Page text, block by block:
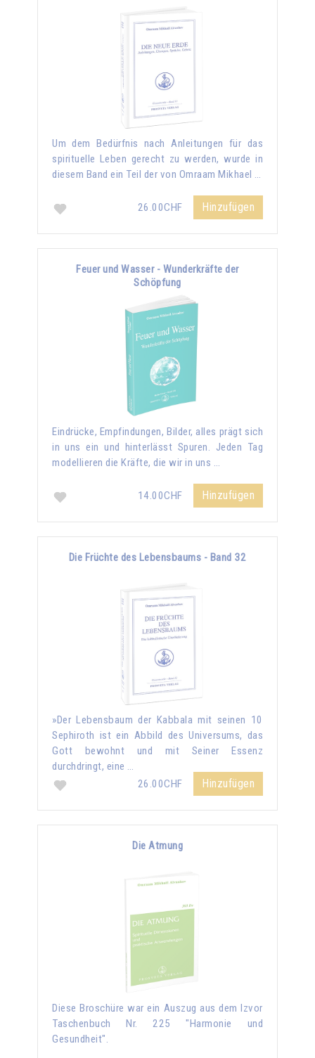
Um dem Bedürfnis nach Anleitungen für das
spirituelle Leben gerecht zu werden, wurde in
diesem Band ein Teil der von Omraam Mikhael …
26.00CHF Hinzufügen
Feuer und Wasser - Wunderkräfte der
Schöpfung
Eindrücke, Empfindungen, Bilder, alles prägt sich
in uns ein und hinterlässt Spuren. Jeden Tag
modellieren die Kräfte, die wir in uns …
14.00CHF Hinzufügen
Die Früchte des Lebensbaums - Band 32
»Der Lebensbaum der Kabbala mit seinen 10
Sephiroth ist ein Abbild des Universums, das
Gott bewohnt und mit Seiner Essenz
durchdringt, eine …
26.00CHF
Hinzufügen
Die Atmung
Diese Broschüre war ein Auszug aus dem Izvor
Taschenbuch Nr. 225 "Harmonie und
Gesundheit".